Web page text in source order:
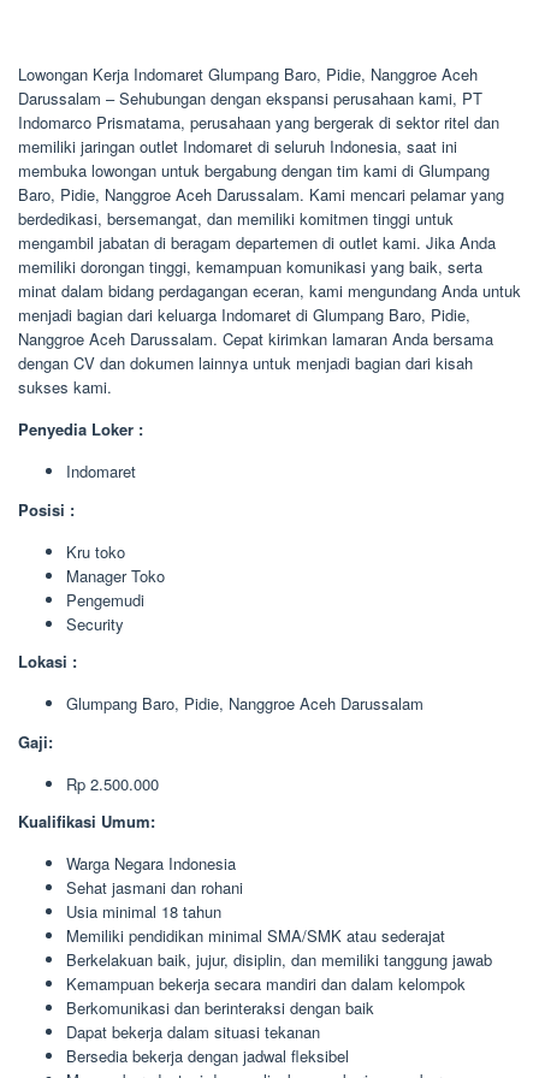
Lowongan Kerja Indomaret Glumpang Baro, Pidie, Nanggroe Aceh
Darussalam – Sehubungan dengan ekspansi perusahaan kami, PT
Indomarco Prismatama, perusahaan yang bergerak di sektor ritel dan
memiliki jaringan outlet Indomaret di seluruh Indonesia, saat ini
membuka lowongan untuk bergabung dengan tim kami di Glumpang
Baro, Pidie, Nanggroe Aceh Darussalam. Kami mencari pelamar yang
berdedikasi, bersemangat, dan memiliki komitmen tinggi untuk
mengambil jabatan di beragam departemen di outlet kami. Jika Anda
memiliki dorongan tinggi, kemampuan komunikasi yang baik, serta
minat dalam bidang perdagangan eceran, kami mengundang Anda untuk
menjadi bagian dari keluarga Indomaret di Glumpang Baro, Pidie,
Nanggroe Aceh Darussalam. Cepat kirimkan lamaran Anda bersama
dengan CV dan dokumen lainnya untuk menjadi bagian dari kisah
sukses kami.
Penyedia Loker :
Indomaret
Posisi :
Kru toko
Manager Toko
Pengemudi
Security
Lokasi :
Glumpang Baro, Pidie, Nanggroe Aceh Darussalam
Gaji:
Rp 2.500.000
Kualifikasi Umum:
Warga Negara Indonesia
Sehat jasmani dan rohani
Usia minimal 18 tahun
Memiliki pendidikan minimal SMA/SMK atau sederajat
Berkelakuan baik, jujur, disiplin, dan memiliki tanggung jawab
Kemampuan bekerja secara mandiri dan dalam kelompok
Berkomunikasi dan berinteraksi dengan baik
Dapat bekerja dalam situasi tekanan
Bersedia bekerja dengan jadwal fleksibel